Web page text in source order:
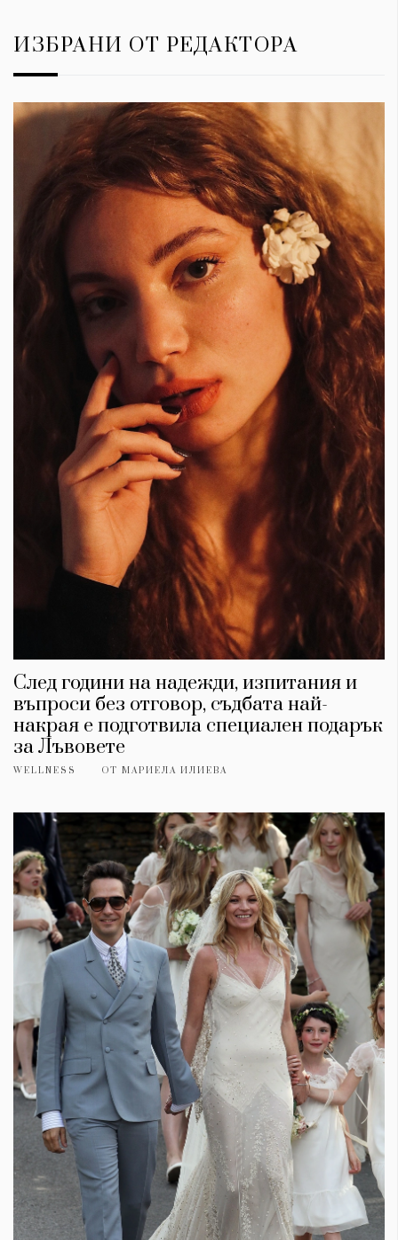
ИЗБРАНИ ОТ РЕДАКТОРА
След години на надежди, изпитания и
въпроси без отговор, съдбата най-
накрая е подготвила специален подарък
за Лъвовете
WELLNESS ОТ МАРИЕЛА ИЛИЕВА
КАТЕГОРИИ
Wine&Dine
Подкасти
Изкуство
Красота
Цветно
Гурме
Пътувай
Wellness
ЗА НАС
ползване
Политика за
поверителност
ModerenDom
СЛЕДВАЙТЕ НИ
Facebook Instagram Twitter
Pinterest
YouTube
Spotify Soundcloud
Ако нашият сайт ви харесва, можете да се абонирате за
седмичния ни нюзлетър тук:
© 2026, HighViewArt | Всички права запазени